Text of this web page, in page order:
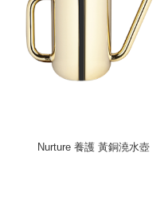
Nurture 養護 黃銅澆水壺